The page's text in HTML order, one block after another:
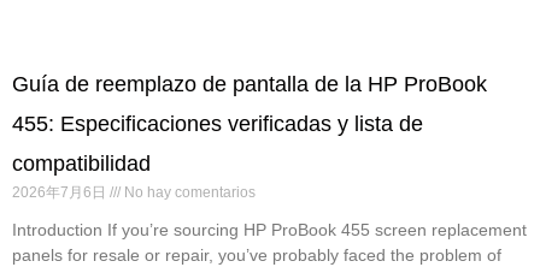
Guía de reemplazo de pantalla de la HP ProBook
455: Especificaciones verificadas y lista de
compatibilidad
2026年7月6日 No hay comentarios
Introduction If you’re sourcing HP ProBook 455 screen replacement
panels for resale or repair, you’ve probably faced the problem of